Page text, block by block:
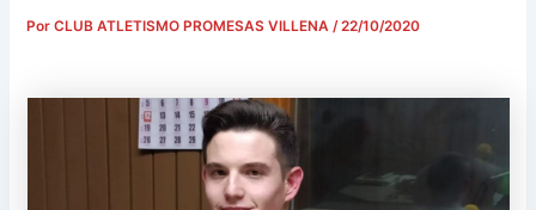
PorCLUB ATLETISMO PROMESAS VILLENA/22/10/2020